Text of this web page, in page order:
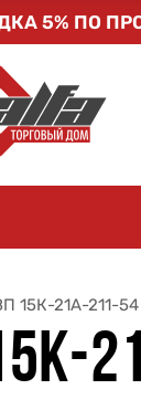
5% ПО
15К-21А-211-